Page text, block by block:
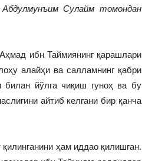
Сулайм томондан
ибн Таймиянинг қарашлари
алайҳи ва салламнинг қабри
билан йўлга чиқиш гуноҳ ва бу
айтиб келгани бир қанча
ҳам иддао қилишган.